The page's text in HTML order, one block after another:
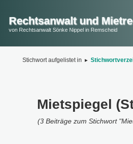
Rechtsanwalt und
von Rechtsanwalt Sönke Nippel in Remscheid
Stichwort aufgelistet in ▸
Mietspiegel
(3 Beiträge zum Stichwort